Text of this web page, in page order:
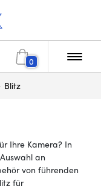
0
Blitz
Ihre Kamera? In
an
von führenden
für